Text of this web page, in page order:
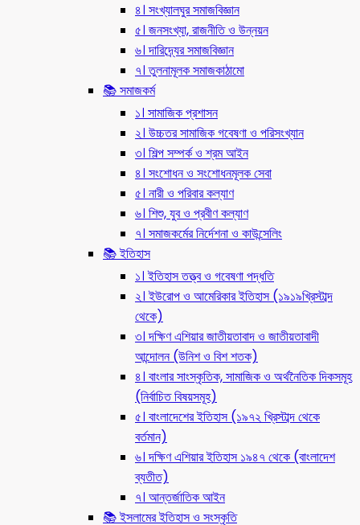
৪। সংখ্যালঘুর সমাজবিজ্ঞান
৫। জনসংখ্যা, রাজনীতি ও উন্নয়ন
৬। দারিদ্র্যের সমাজবিজ্ঞান
৭। তুলনামূলক সমাজকাঠামো
📚 সমাজকর্ম
১। সামাজিক প্রশাসন
২। উচ্চতর সামাজিক গবেষণা ও পরিসংখ্যান
৩। শিল্প সম্পর্ক ও শ্রম আইন
৪। সংশোধন ও সংশোধনমূলক সেবা
৫। নারী ও পরিবার কল্যাণ
৬। শিশু, যুব ও প্রবীণ কল্যাণ
৭। সমাজকর্মের নির্দেশনা ও কাউন্সেলিং
📚 ইতিহাস
১। ইতিহাস তত্ত্ব ও গবেষণা পদ্ধতি
২। ইউরোপ ও আমেরিকার ইতিহাস (১৯১৯খ্রিস্টাব্দ
থেকে)
৩। দক্ষিণ এশিয়ার জাতীয়তাবাদ ও জাতীয়তাবাদী
আন্দোলন (উনিশ ও বিশ শতক)
৪। বাংলার সাংস্কৃতিক, সামাজিক ও অর্থনৈতিক দিকসমূহ
(নির্বাচিত বিষয়সমূহ)
৫। বাংলাদেশের ইতিহাস (১৯৭২ খ্রিস্টাব্দ থেকে
বর্তমান)
৬। দক্ষিণ এশিয়ার ইতিহাস ১৯৪৭ থেকে (বাংলাদেশ
ব্যতীত)
৭। আন্তর্জাতিক আইন
📚 ইসলামের ইতিহাস ও সংস্কৃতি